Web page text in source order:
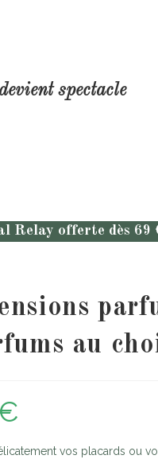
spectacle
offerte dès 69
au
vos placards ou